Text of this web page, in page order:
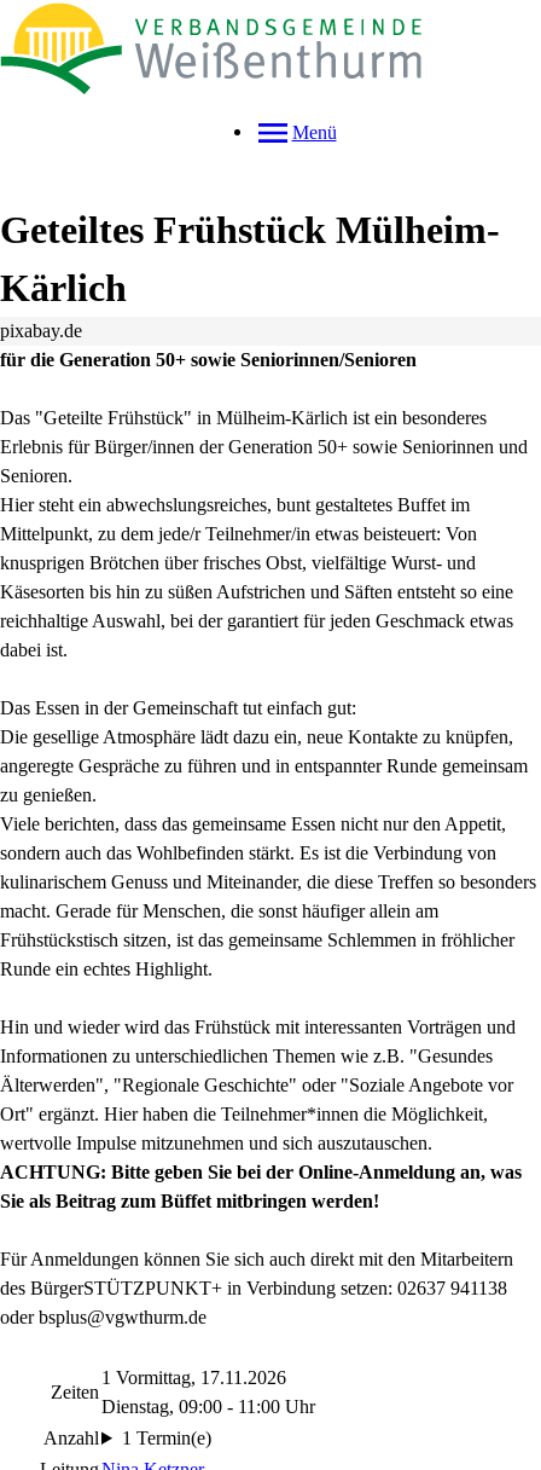
Menü
Geteiltes Frühstück Mülheim-
Kärlich
pixabay.de
für die Generation 50+ sowie Seniorinnen/Senioren
Das "Geteilte Frühstück" in Mülheim-Kärlich ist ein besonderes
Erlebnis für Bürger/innen der Generation 50+ sowie Seniorinnen und
Senioren.
Hier steht ein abwechslungsreiches, bunt gestaltetes Buffet im
Mittelpunkt, zu dem jede/r Teilnehmer/in etwas beisteuert: Von
knusprigen Brötchen über frisches Obst, vielfältige Wurst- und
Käsesorten bis hin zu süßen Aufstrichen und Säften entsteht so eine
reichhaltige Auswahl, bei der garantiert für jeden Geschmack etwas
dabei ist.
Das Essen in der Gemeinschaft tut einfach gut:
Die gesellige Atmosphäre lädt dazu ein, neue Kontakte zu knüpfen,
angeregte Gespräche zu führen und in entspannter Runde gemeinsam
zu genießen.
Viele berichten, dass das gemeinsame Essen nicht nur den Appetit,
sondern auch das Wohlbefinden stärkt. Es ist die Verbindung von
kulinarischem Genuss und Miteinander, die diese Treffen so besonders
macht. Gerade für Menschen, die sonst häufiger allein am
Frühstückstisch sitzen, ist das gemeinsame Schlemmen in fröhlicher
Runde ein echtes Highlight.
Hin und wieder wird das Frühstück mit interessanten Vorträgen und
Informationen zu unterschiedlichen Themen wie z.B. "Gesundes
Älterwerden", "Regionale Geschichte" oder "Soziale Angebote vor
Ort" ergänzt. Hier haben die Teilnehmer*innen die Möglichkeit,
wertvolle Impulse mitzunehmen und sich auszutauschen.
ACHTUNG: Bitte geben Sie bei der Online-Anmeldung an, was
Sie als Beitrag zum Büffet mitbringen werden!
Für Anmeldungen können Sie sich auch direkt mit den Mitarbeitern
des BürgerSTÜTZPUNKT+ in Verbindung setzen: 02637 941138
oder bsplus@vgwthurm.de
Zeiten
1 Vormittag, 17.11.2026
Dienstag, 09:00 - 11:00 Uhr
Anzahl
1 Termin(e)